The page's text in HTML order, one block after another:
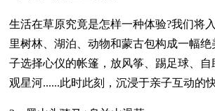
生活在草原究竟是怎样一种体验?我们将
里树林、湖泊、动物和蒙古包构成一幅
子选择心仪的帐篷，放风筝、踢足球、自
观星河......此时此刻，沉浸于亲子互动的